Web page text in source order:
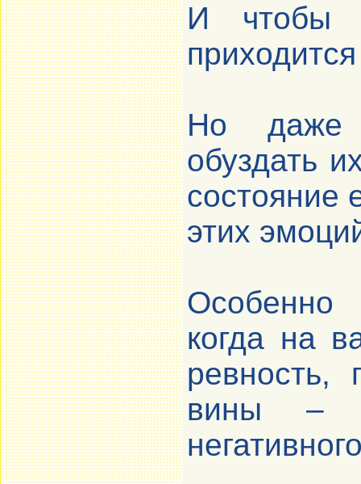
И чтобы
Но даже
обуздать
состояние
этих
Особенно
когда на
ревность,
вины –